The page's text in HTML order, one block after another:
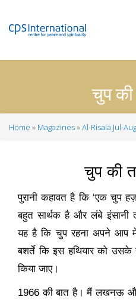
चुप
Home Magazines Al-Risala Jul-
चुप की
पुरानी कहावत है कि ‘एक चुप
बहुत सार्थक है और लंबे इंसानी
यह है कि चुप रहना अपने आप
बशर्ते कि इस हथियार को
किया जाए।
1966 की बात है। मैं लखनऊ